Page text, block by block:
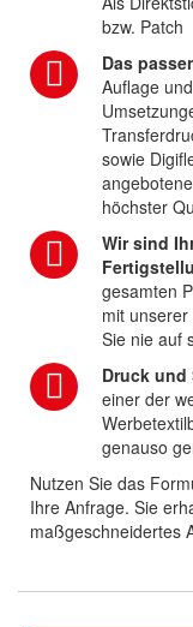
bzw. Patch
Das
Auflage
sowie
höchster
Wir sind
gesamten
mit
Sie nie auf
Druck und
einer der
genauso
Nutzen Sie das
Ihre Anfrage. Sie
maßgeschneidertes